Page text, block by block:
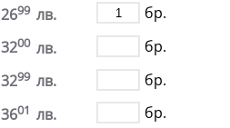
2699 лв. бр.
3200 лв. бр.
3299 лв. бр.
3601 лв. бр.